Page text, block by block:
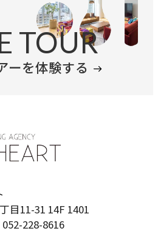
TOUR
ーを体験する
目11-31 14F 1401
228-8616